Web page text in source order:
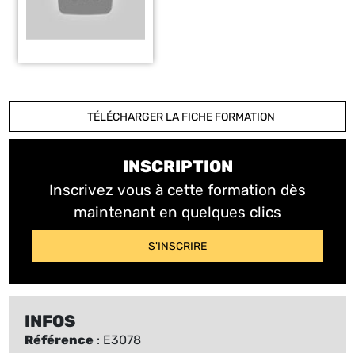
TÉLÉCHARGER LA FICHE FORMATION
INSCRIPTION
Inscrivez vous à cette formation dès
maintenant en quelques clics
S'INSCRIRE
INFOS
Référence : E3078